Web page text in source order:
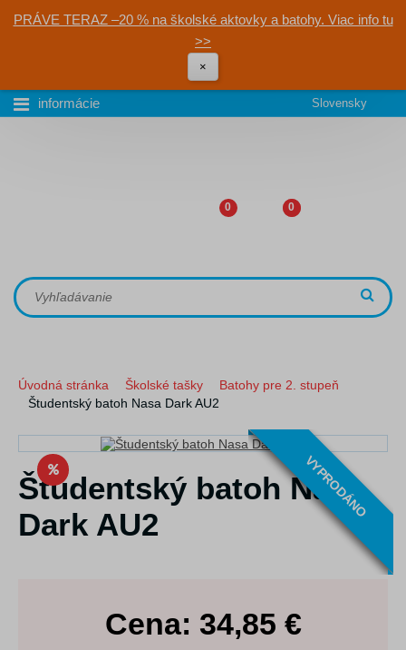
PRÁVE TERAZ –20 % na školské aktovky a batohy. Viac info tu
>>
×
informácie Slovensky
0 0
Úvodná stránka Školské tašky
Batohy pre 2. stupeň
Študentský batoh Nasa Dark AU2
VYPRODÁNO
Študentský batoh Nasa
Dark AU2
Cena: 34,85 €